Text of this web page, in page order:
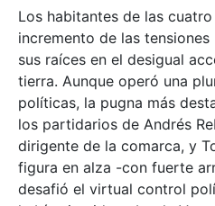
Los habitantes de las
incremento de las
sus raíces en el desigual
tierra. Aunque operó una
políticas, la pugna más
los partidarios de Andrés
dirigente de la comarca, y
figura en alza -con fuerte
desafió el virtual control